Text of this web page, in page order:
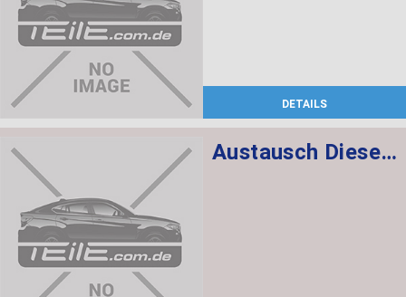
DETAILS
Austausch Dieselpartikelfilter